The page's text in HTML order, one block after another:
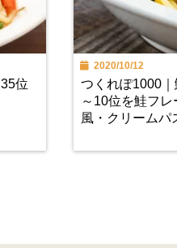
位
2020/10/12
つくれぽ1000
～10位を鮭フ
風・クリームパ